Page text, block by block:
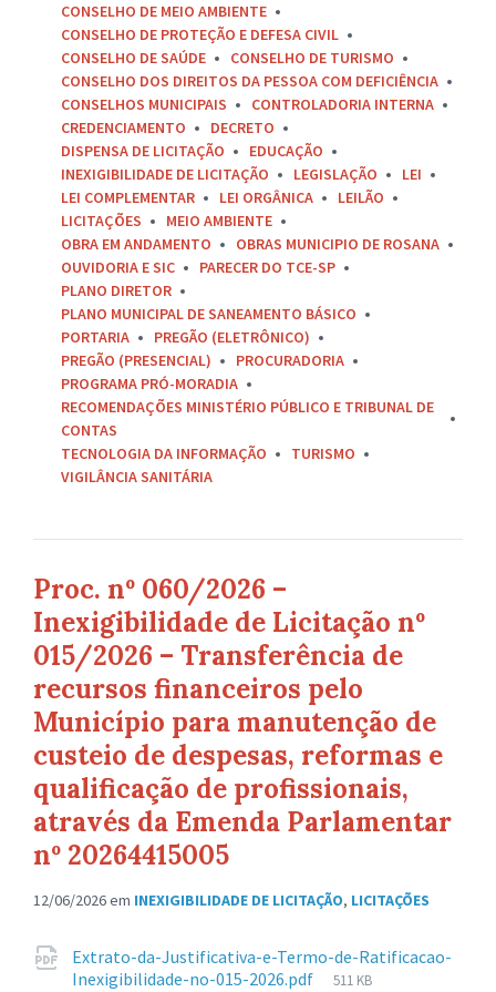
CONSELHO DE MEIO AMBIENTE
CONSELHO DE PROTEÇÃO E DEFESA CIVIL
CONSELHO DE SAÚDE
CONSELHO DE TURISMO
CONSELHO DOS DIREITOS DA PESSOA COM DEFICIÊNCIA
CONSELHOS MUNICIPAIS
CONTROLADORIA INTERNA
CREDENCIAMENTO
DECRETO
DISPENSA DE LICITAÇÃO
EDUCAÇÃO
INEXIGIBILIDADE DE LICITAÇÃO
LEGISLAÇÃO
LEI
LEI COMPLEMENTAR
LEI ORGÂNICA
LEILÃO
LICITAÇÕES
MEIO AMBIENTE
OBRA EM ANDAMENTO
OBRAS MUNICIPIO DE ROSANA
OUVIDORIA E SIC
PARECER DO TCE-SP
PLANO DIRETOR
PLANO MUNICIPAL DE SANEAMENTO BÁSICO
PORTARIA
PREGÃO (ELETRÔNICO)
PREGÃO (PRESENCIAL)
PROCURADORIA
PROGRAMA PRÓ-MORADIA
RECOMENDAÇÕES MINISTÉRIO PÚBLICO E TRIBUNAL DE
CONTAS
TECNOLOGIA DA INFORMAÇÃO
TURISMO
VIGILÂNCIA SANITÁRIA
Proc. nº 060/2026 –
Inexigibilidade de Licitação nº
015/2026 – Transferência de
recursos financeiros pelo
Município para manutenção de
custeio de despesas, reformas e
qualificação de profissionais,
através da Emenda Parlamentar
nº 20264415005
12/06/2026em INEXIGIBILIDADE DE LICITAÇÃO, LICITAÇÕES
Anexos
Extrato-da-Justificativa-e-Termo-de-Ratificacao-
Inexigibilidade-no-015-2026.pdf
Tamanho
511 KB